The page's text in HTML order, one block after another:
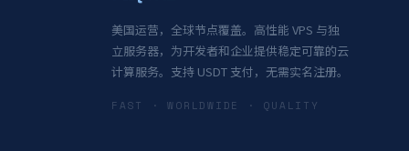
美国运营，全球节点覆盖。高性能 VPS 与独
立服务器，为开发者和企业提供稳定可靠的云
计算服务。支持 USDT 支付，无需实名注册。
FAST · WORLDWIDE · QUALITY